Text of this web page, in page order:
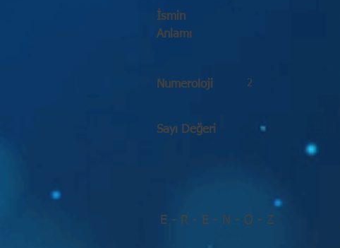
İsmin
Anlamı
Numeroloji 2
Sayı Değeri
E - R - E - N - O - Z